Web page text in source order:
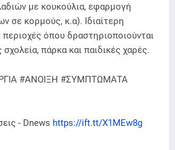
με κουκούλια, εφαρμογή
σε κορμούς, κ.α). Ιδιαίτερη
περιοχές όπου δραστηριοποιούνται
πάρκα και παιδικές χαρές.
#ΑΝΟΙΞΗ #ΣΥΜΠΤΩΜΑΤΑ
- Dnews https://ift.tt/X1MEw8g